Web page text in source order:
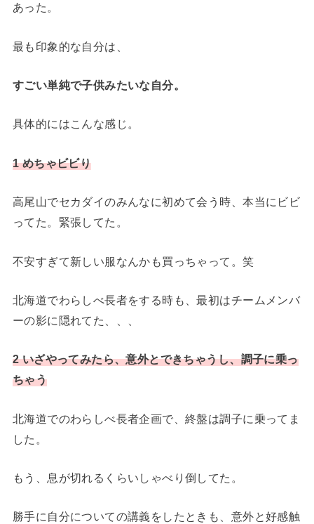
あった。
最も印象的な自分は、
すごい単純で子供みたいな自分。
具体的にはこんな感じ。
1 めちゃビビり
高尾山でセカダイのみんなに初めて会う時、本当にビビ
ってた。緊張してた。
不安すぎて新しい服なんかも買っちゃって。笑
北海道でわらしべ長者をする時も、最初はチームメンバ
ーの影に隠れてた、、、
2 いざやってみたら、意外とできちゃうし、調子に乗っ
ちゃう
北海道でのわらしべ長者企画で、終盤は調子に乗ってま
した。
もう、息が切れるくらいしゃべり倒してた。
勝手に自分についての講義をしたときも、意外と好感触